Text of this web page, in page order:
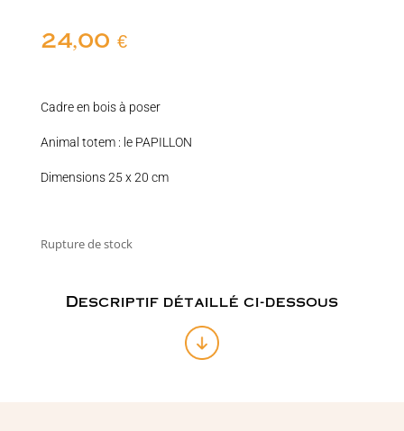
24,00 €
Cadre en bois à poser
Animal totem : le PAPILLON
Dimensions 25 x 20 cm
Rupture de stock
Descriptif détaillé ci-dessous